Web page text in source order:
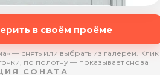
в своём проёме
— снять или выбрать из галереи. Клик
по полотну — показывает снова
СОНАТА